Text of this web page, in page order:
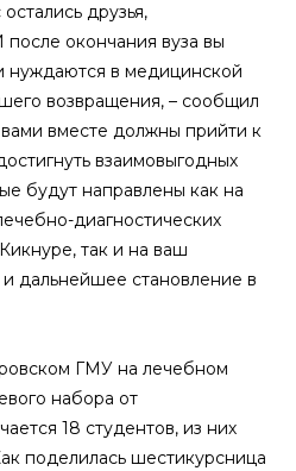
друзья,
окончания вуза вы
нуждаются в медицинской
возвращения, – сообщил
вместе должны прийти к
взаимовыгодных
будут направлены как на
диагностических
так и на ваш
дальнейшее становление в
ГМУ на лечебном
набора от
18 студентов, из них
поделилась шестикурсница